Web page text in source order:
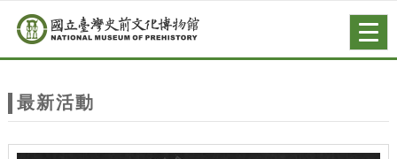
站
主
跳到主要內容
網站導覽
最新活動